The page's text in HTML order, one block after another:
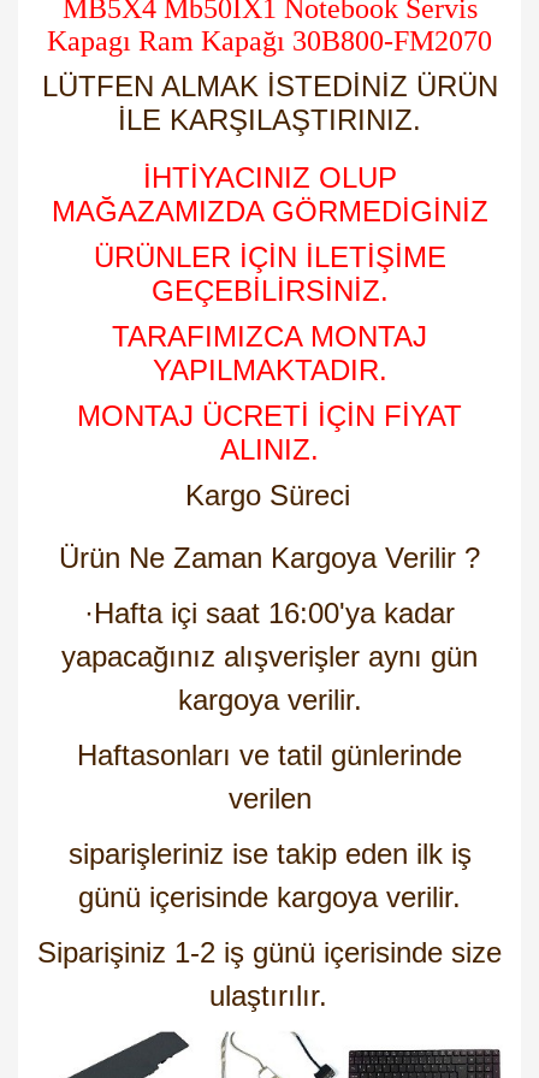
MB5X4 Mb50IX1 Notebook Servis
Kapagı Ram Kapağı 30B800-FM2070
LÜTFEN ALMAK İSTEDİNİZ ÜRÜN
İLE KARŞILAŞTIRINIZ.
İHTİYACINIZ OLUP
MAĞAZAMIZDA GÖRMEDİGİNİZ
ÜRÜNLER İÇİN İLETİŞİME
GEÇEBİLİRSİNİZ.
TARAFIMIZCA MONTAJ
YAPILMAKTADIR.
MONTAJ ÜCRETİ İÇİN FİYAT
ALINIZ.
Kargo Süreci
Ürün Ne Zaman Kargoya Verilir ?
·Hafta içi saat 16:00'ya kadar
yapacağınız alışverişler aynı gün
kargoya verilir.
Haftasonları ve tatil günlerinde
verilen
siparişleriniz ise takip eden ilk iş
günü içerisinde kargoya verilir.
Siparişiniz 1-2 iş günü içerisinde size
ulaştırılır.